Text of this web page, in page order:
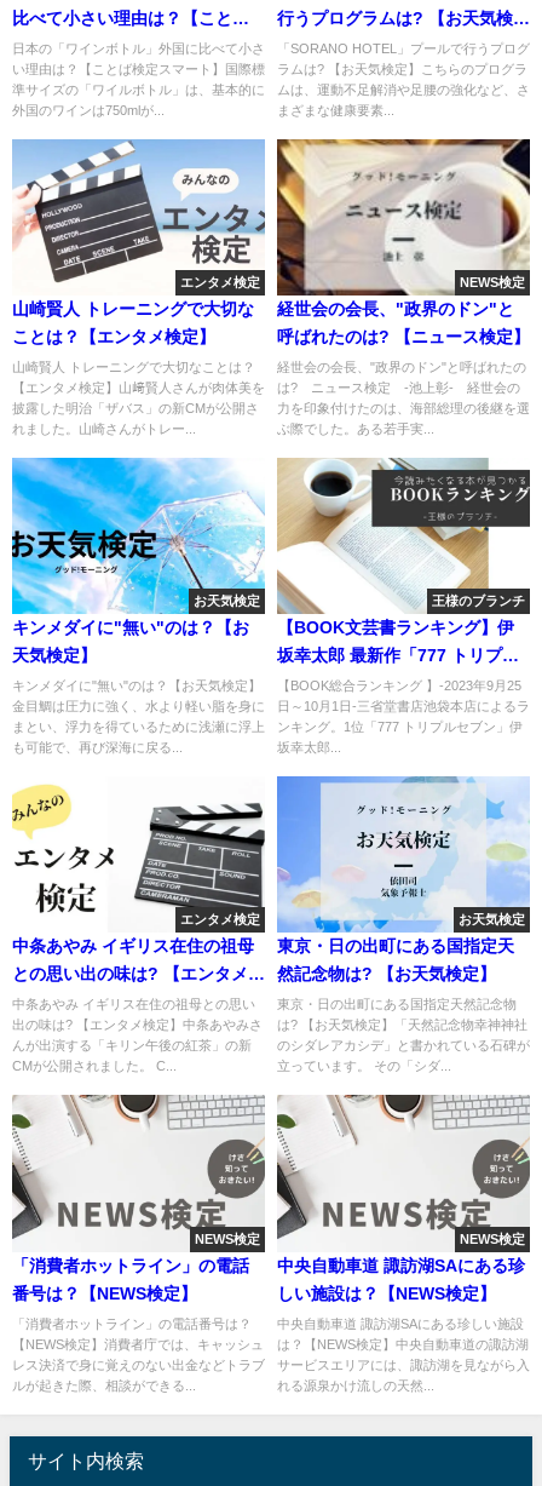
比べて小さい理由は？【ことば
検定スマート】
日本の「ワインボトル」外国に比べて小さ
い理由は？【ことば検定スマート】国際標
準サイズの「ワイルボトル」は、基本的に
外国のワインは750mlが...
行うプログラムは? 【お天気検
定】
「SORANO HOTEL」プールで行うプログ
ラムは? 【お天気検定】こちらのプログラ
ムは、運動不足解消や足腰の強化など、さ
まざまな健康要素...
エンタメ検定
山崎賢人 トレーニングで大切な
ことは？【エンタメ検定】
山崎賢人 トレーニングで大切なことは？
【エンタメ検定】山﨑賢人さんが肉体美を
披露した明治「ザバス」の新CMが公開さ
れました。山崎さんがトレー...
NEWS検定
経世会の会長、"政界のドン"と
呼ばれたのは? 【ニュース検定】
経世会の会長、"政界のドン"と呼ばれたの
は? ニュース検定 -池上彰- 経世会の
力を印象付けたのは、海部総理の後継を選
ぶ際でした。ある若手実...
お天気検定
キンメダイに"無い"のは？【お
天気検定】
キンメダイに"無い"のは？【お天気検定】
金目鯛は圧力に強く、水より軽い脂を身に
まとい、浮力を得ているために浅瀬に浮上
も可能で、再び深海に戻る...
王様のブランチ
【BOOK文芸書ランキング】伊
坂幸太郎 最新作「777 トリプル
セブン」
【BOOK総合ランキング 】-2023年9月25
日～10月1日-三省堂書店池袋本店によるラ
ンキング。1位「777 トリプルセブン」伊
坂幸太郎...
エンタメ検定
中条あやみ イギリス在住の祖母
との思い出の味は? 【エンタメ検
定】
中条あやみ イギリス在住の祖母との思い
出の味は? 【エンタメ検定】中条あやみさ
んが出演する「キリン午後の紅茶」の新
CMが公開されました。 C...
お天気検定
東京・日の出町にある国指定天
然記念物は? 【お天気検定】
東京・日の出町にある国指定天然記念物
は? 【お天気検定】「天然記念物幸神神社
のシダレアカシデ」と書かれている石碑が
立っています。 その「シダ...
NEWS検定
「消費者ホットライン」の電話
番号は？【NEWS検定】
「消費者ホットライン」の電話番号は？
【NEWS検定】消費者庁では、キャッシュ
レス決済で身に覚えのない出金などトラブ
ルが起きた際、相談ができる...
NEWS検定
中央自動車道 諏訪湖SAにある珍
しい施設は？【NEWS検定】
中央自動車道 諏訪湖SAにある珍しい施設
は？【NEWS検定】中央自動車道の諏訪湖
サービスエリアには、諏訪湖を見ながら入
れる源泉かけ流しの天然...
サイト内検索